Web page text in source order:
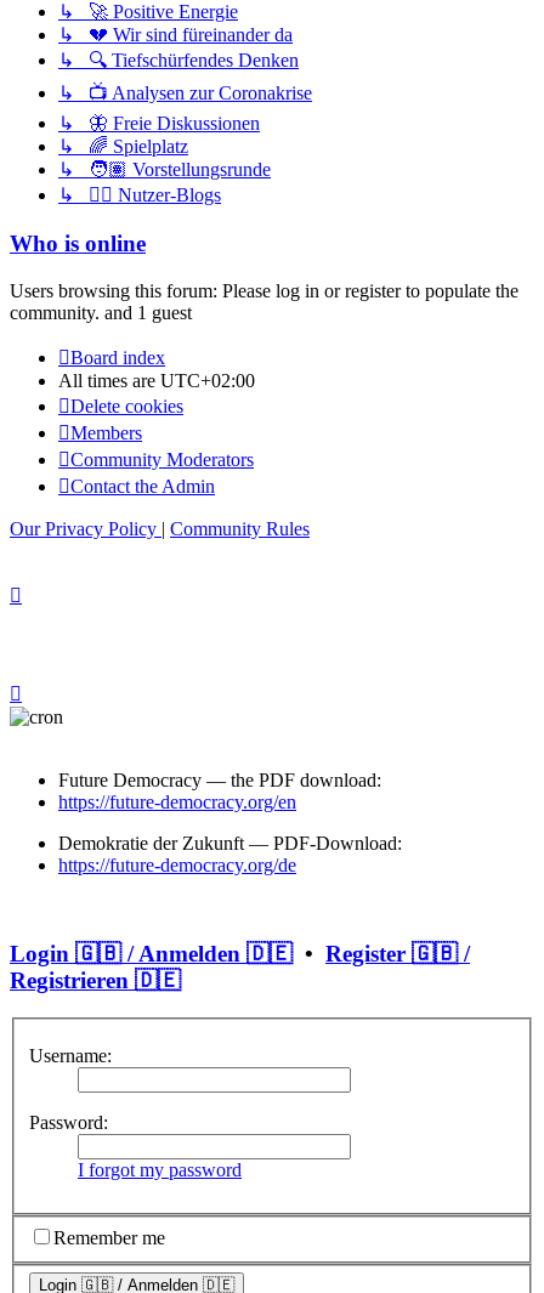
↳ 🚀 Positive Energie
↳ 💔 Wir sind füreinander da
↳ 🔍 Tiefschürfendes Denken
↳ 📺 Analysen zur Coronakrise
↳ 🦋 Freie Diskussionen
↳ 🌈 Spielplatz
↳ 🧑🏽 Vorstellungsrunde
↳ ✍🏽 Nutzer-Blogs
Who is online
Users browsing this forum: Please log in or register to populate the
community. and 1 guest
Board index
All times are UTC+02:00
Delete cookies
Members
Community Moderators
Contact the Admin
Our Privacy Policy | Community Rules
Future Democracy — the PDF download:
https://future-democracy.org/en
Demokratie der Zukunft — PDF-Download:
https://future-democracy.org/de
Login 🇬🇧 / Anmelden 🇩🇪• Register 🇬🇧 /
Registrieren 🇩🇪
Username:
Password:
I forgot my password
Remember me